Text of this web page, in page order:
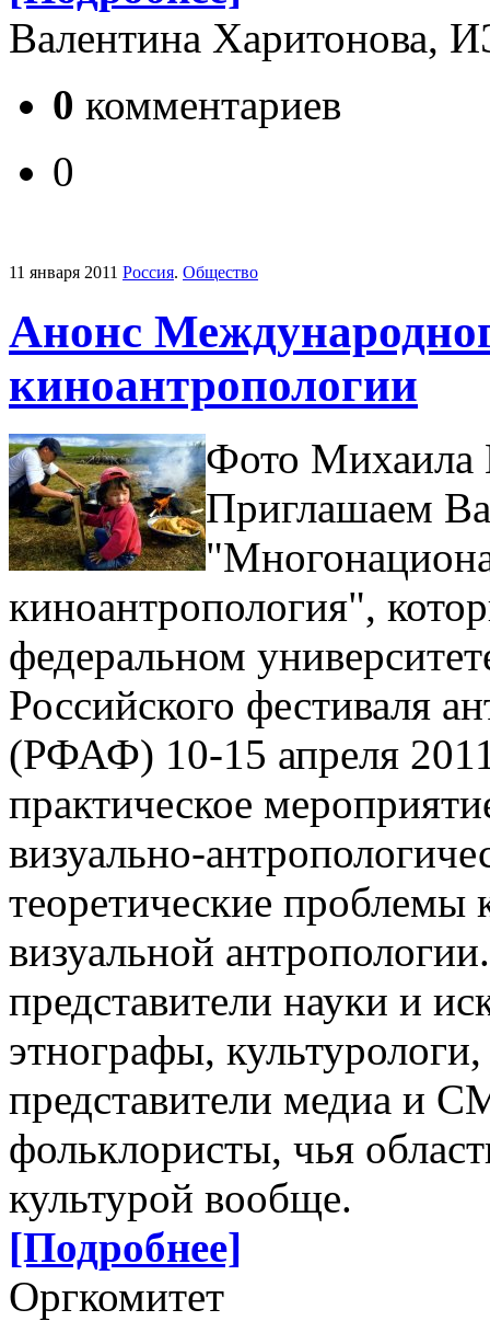
Валентина Харитонова,
0 комментариев
0
11 января 2011 Россия. Общество
Анонс
киноантропологии
Фото Михаила
Приглашаем
киноантропология",
федеральном
Российского фестиваля
(РФАФ) 10-15 апреля
практическое
визуально-
теоретические проблемы
визуальной
представители науки и
этнографы,
представители медиа и
фольклористы, чья
культурой вообще.
[Подробнее]
Оргкомитет